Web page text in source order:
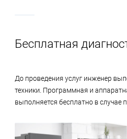
Бесплатная
До проведения услуг инженер
техники. Программная и
выполняется бесплатно в случае